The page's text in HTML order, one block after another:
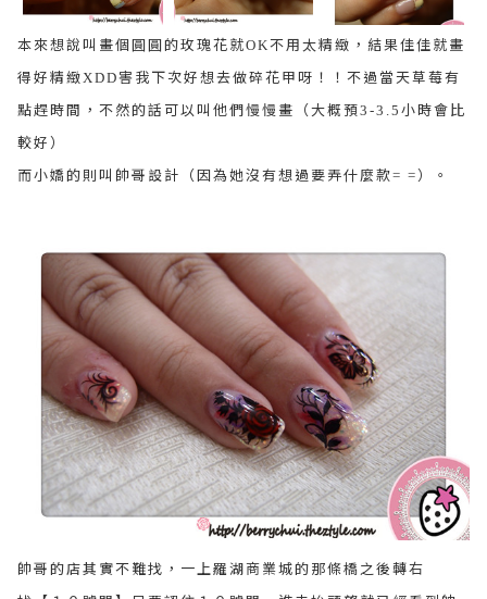
本來想說叫畫個圓圓的玫瑰花就OK不用太精緻，結果佳佳就畫
得好精緻 XDD害我下次好想去做碎花甲呀！！不過當天草莓有
點趕時間，不然的話可以叫他們慢慢畫（大概預3-3.5 小時會比
較好）
而小嬌的則叫帥哥設計（因為她沒有想過要弄什麼款= =）。
帥哥的店其實不難找，一上羅湖商業城的那條橋之後轉右